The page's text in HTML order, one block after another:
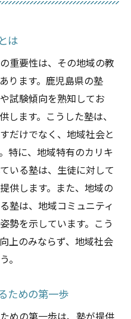
重要性
ルの確認方法
カリキュラム選び
き質問集
けるべき落とし穴
い塾を見極める方法
徴を理解する
めの基準とは
底分析するポイント
している塾の見つけ
合った塾の探し方
塾の実力
における注目ポイント
は
重要性は、その地域の教
ります。鹿児島県の塾
試験傾向を熟知してお
します。こうした塾は、
だけでなく、地域社会と
特に、地域特有のカリキ
いる塾は、生徒に対して
供します。また、地域の
塾は、地域コミュニティ
勢を示しています。こう
上のみならず、地域社会
。
ための第一歩